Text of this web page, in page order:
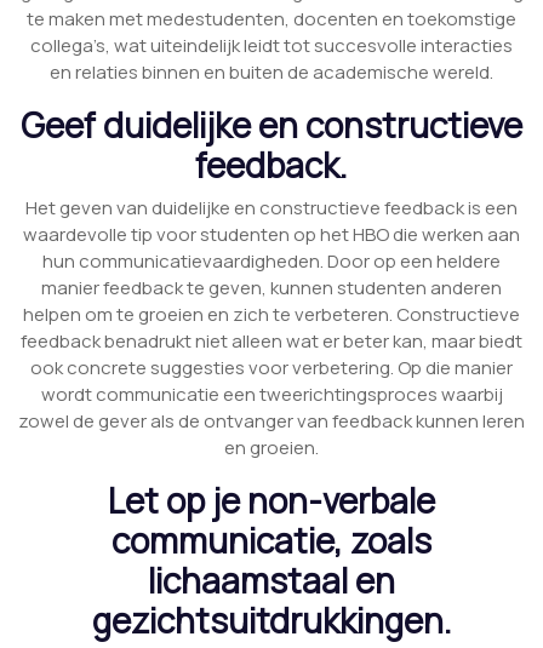
te maken met medestudenten, docenten en toekomstige
collega’s, wat uiteindelijk leidt tot succesvolle interacties
en relaties binnen en buiten de academische wereld.
Geef duidelijke en constructieve
feedback.
Het geven van duidelijke en constructieve feedback is een
waardevolle tip voor studenten op het HBO die werken aan
hun communicatievaardigheden. Door op een heldere
manier feedback te geven, kunnen studenten anderen
helpen om te groeien en zich te verbeteren. Constructieve
feedback benadrukt niet alleen wat er beter kan, maar biedt
ook concrete suggesties voor verbetering. Op die manier
wordt communicatie een tweerichtingsproces waarbij
zowel de gever als de ontvanger van feedback kunnen leren
en groeien.
Let op je non-verbale
communicatie, zoals
lichaamstaal en
gezichtsuitdrukkingen.